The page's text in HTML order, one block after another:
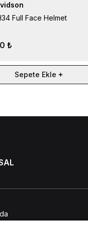
Full Face Helmet
₺
Sepete Ekle